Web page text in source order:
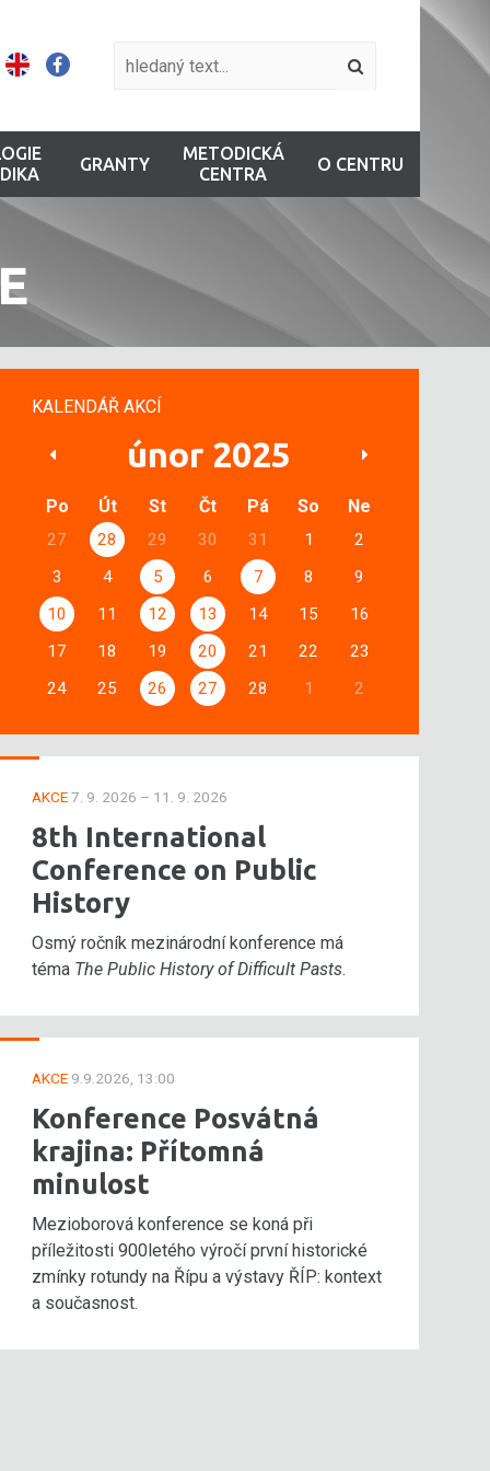
GRANTY
METODICKÁ
CENTRA
O CENTRU
KALENDÁŘ AKCÍ
únor 2025
Po Út St Čt Pá So Ne
27 28 29 30 31 1
2
3
4 5 6 7 8
9
10
11 12 13 14 15
16
17
18 19 20 21 22
23
24
25 26 27 28 1 2
AKCE7. 9. 2026 – 11. 9. 2026
8th International
Conference on Public
History
Osmý ročník mezinárodní konference má
téma The Public History of Difficult Pasts.
AKCE 9.9.2026, 13:00
Konference Posvátná
krajina: Přítomná
minulost
Mezioborová konference se koná při
příležitosti 900letého výročí první historické
zmínky rotundy na Řípu a výstavy ŘÍP: kontext
a současnost.